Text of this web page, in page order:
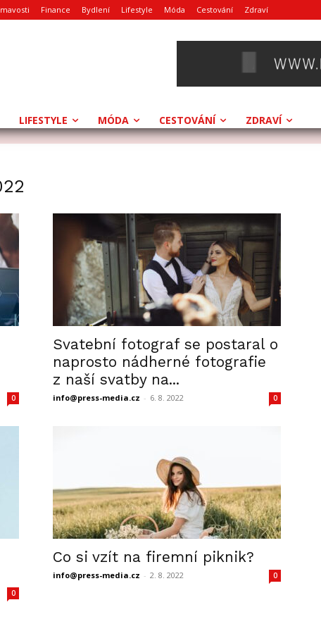
Finance Bydlení Lifestyle Móda Cestování Zdraví
LIFESTYLE MÓDA CESTOVÁNÍ ZDRAVÍ
0
Svatební fotograf se postaral o
naprosto nádherné fotografie
z naší svatby na...
info@press-media.cz - 6. 8. 2022 0
0
Co si vzít na firemní piknik?
info@press-media.cz - 2. 8. 2022 0